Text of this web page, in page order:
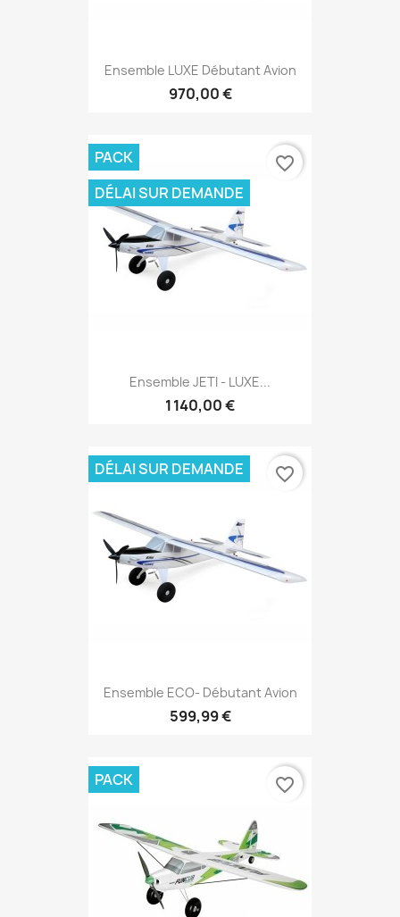
Ensemble LUXE Débutant Avion
970,00 €
Ensemble JETI - LUXE...
1 140,00 €
PACK
DÉLAI SUR DEMANDE
favorite_border
Ensemble ECO- Débutant Avion
599,99 €
DÉLAI SUR DEMANDE favorite_border
PACK favorite_border